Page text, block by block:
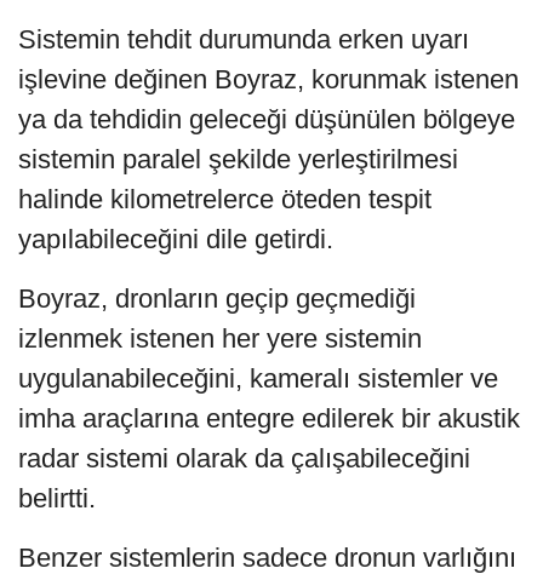
Sistemin tehdit durumunda erken uyarı
işlevine değinen Boyraz, korunmak istenen
ya da tehdidin geleceği düşünülen bölgeye
sistemin paralel şekilde yerleştirilmesi
halinde kilometrelerce öteden tespit
yapılabileceğini dile getirdi.
Boyraz, dronların geçip geçmediği
izlenmek istenen her yere sistemin
uygulanabileceğini, kameralı sistemler ve
imha araçlarına entegre edilerek bir akustik
radar sistemi olarak da çalışabileceğini
belirtti.
Benzer sistemlerin sadece dronun varlığını